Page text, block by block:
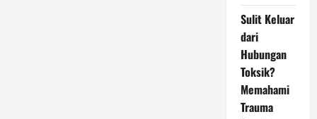
Sulit Keluar
dari
Hubungan
Toksik?
Memahami
Trauma